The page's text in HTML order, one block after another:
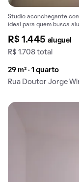
Studio aconchegante
ideal para quem busca
R$ 1.445 aluguel
R$ 1.708 total
29 m² · 1 quarto
Rua Doutor Jorge